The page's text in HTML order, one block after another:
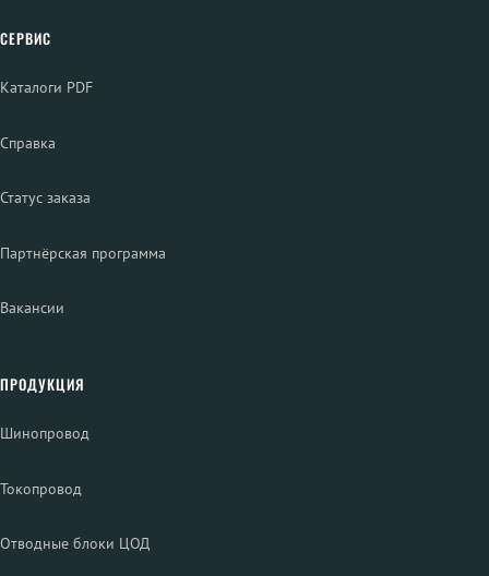
СЕРВИС
Каталоги PDF
Справка
Статус заказа
Партнёрская программа
Вакансии
ПРОДУКЦИЯ
Шинопровод
Токопровод
Отводные блоки ЦОД